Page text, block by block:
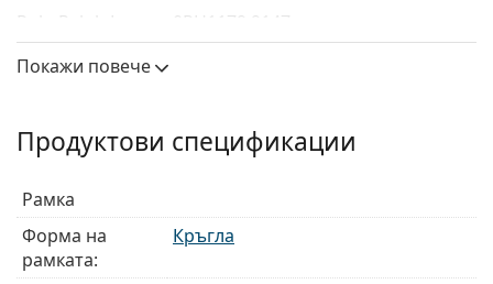
Polo Ralph Lauren 0PH1179 9147
Вижте как изглеждате с тези очила с виртуалното
Кафявият цвят на рамката перфектно съвпада с
или тъмно руса коса.
Кръглите рамки са идеален избор за тези с
квадратна или овална форма на лицето.
Рамката на очилата е изработена от метал, който
Покажи повече
Продуктови спецификации
Рамка
Форма на
рамката:
Кръгла